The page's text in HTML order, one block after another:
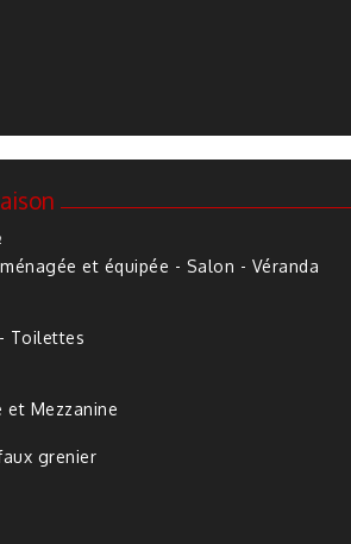
et équipée - Salon - Véranda
Toilettes
et Mezzanine
grenier